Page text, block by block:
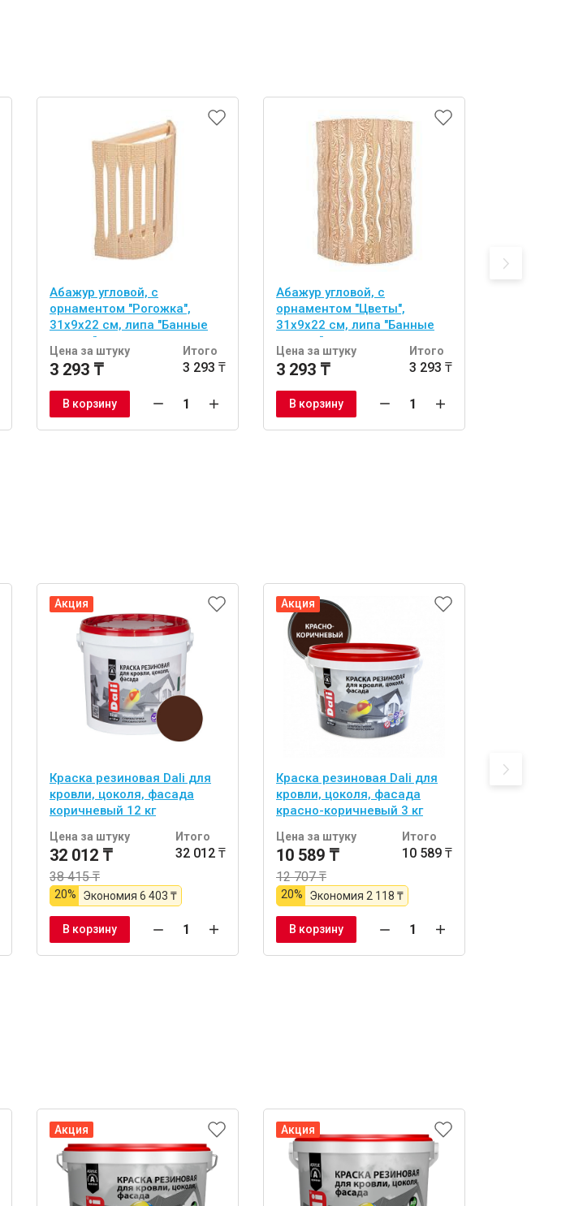
Абажур угловой, с
орнаментом "Рогожка",
31х9х22 см, липа "Банные
штучки"
Цена за штуку
3 293 ₸
Итого
3 293 ₸
В корзину
Абажур угловой, с
орнаментом "Цветы",
31х9х22 см, липа "Банные
штучки"
Цена за штуку
3 293 ₸
Итого
3 293 ₸
В корзину
Краска резиновая Dali для
кровли, цоколя, фасада
коричневый 12 кг
Цена за штуку
32 012 ₸
Итого
32 012 ₸
38 415 ₸
20% Экономия 6 403 ₸
В корзину
Акция
Краска резиновая Dali для
кровли, цоколя, фасада
красно-коричневый 3 кг
Цена за штуку
10 589 ₸
Итого
10 589 ₸
12 707 ₸
20% Экономия 2 118 ₸
В корзину
Акция
Акция Акция